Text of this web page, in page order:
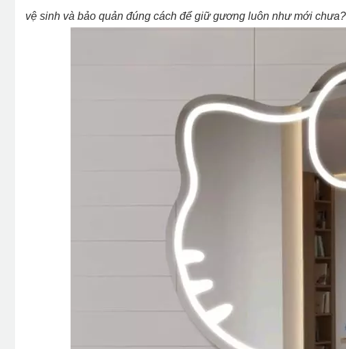
vệ sinh và bảo quản đúng cách để giữ gương luôn như mới chưa?